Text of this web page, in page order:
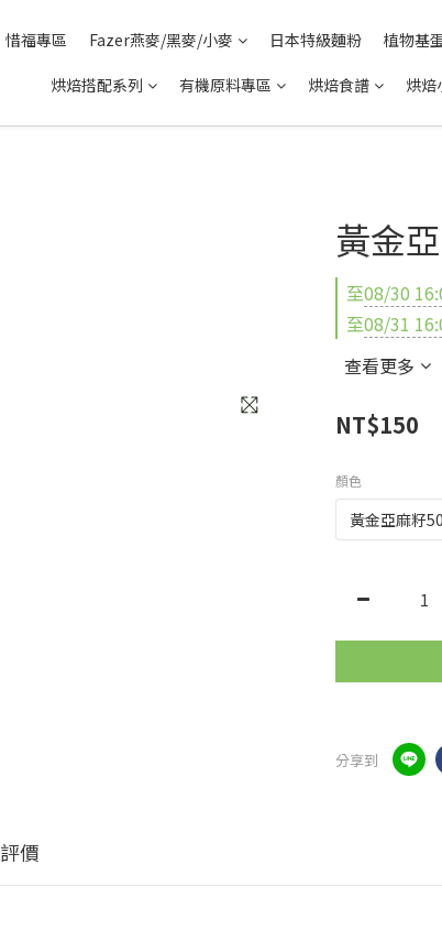
惜福專區 Fazer燕麥/黑麥/小麥 日本特級麵粉 植物基
烘焙搭配系列 有機原料專區 烘焙食譜 烘焙
黃金
至08/30
至08/31
查看更多
NT$150
顏色
分享到
價